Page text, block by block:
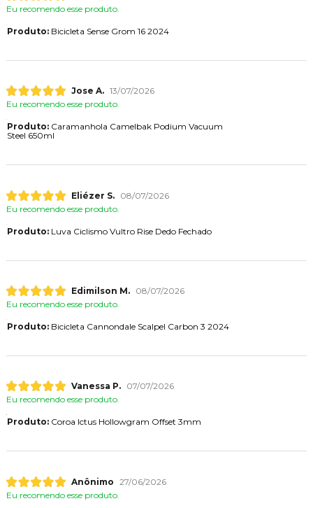
Eu recomendo esse produto.
Produto:Bicicleta Sense Grom 16 2024
Jose A. 13/07/2026
Eu recomendo esse produto.
Produto:Caramanhola Camelbak Podium Vacuum
Steel 650ml
Eliézer S.
08/07/2026
Eu recomendo esse produto.
Produto:Luva Ciclismo Vultro Rise Dedo Fechado
Edimilson M.
08/07/2026
Eu recomendo esse produto.
Produto:Bicicleta Cannondale Scalpel Carbon 3 2024
Vanessa P.
07/07/2026
Eu recomendo esse produto.
Produto:Coroa Ictus Hollowgram Offset 3mm
Anônimo 27/06/2026
Eu recomendo esse produto.